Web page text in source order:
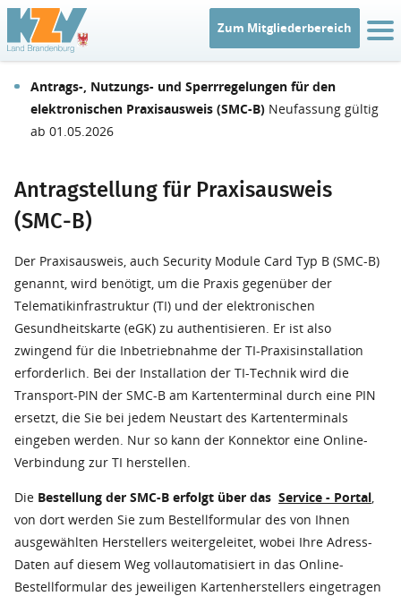
IT Zum Mitgliederbereich
Antrags-, Nutzungs- und Sperrregelungen für den
elektronischen Praxisausweis (SMC-B)Neufassung gültig
ab 01.05.2026
Antragstellung für Praxisausweis
(SMC-B)
Der Praxisausweis, auch Security Module Card Typ B (SMC-B)
genannt, wird benötigt, um die Praxis gegenüber der
Telematikinfrastruktur (TI) und der elektronischen
Gesundheitskarte (eGK) zu authentisieren. Er ist also
zwingend für die Inbetriebnahme der TI-Praxisinstallation
erforderlich. Bei der Installation der TI-Technik wird die
Transport-PIN der SMC-B am Kartenterminal durch eine PIN
ersetzt, die Sie bei jedem Neustart des Kartenterminals
eingeben werden. Nur so kann der Konnektor eine Online-
Verbindung zur TI herstellen.
Die Bestellung der SMC-B erfolgt über das Service - Portal,
von dort werden Sie zum Bestellformular des von Ihnen
ausgewählten Herstellers weitergeleitet, wobei Ihre Adress-
Daten auf diesem Weg vollautomatisiert in das Online-
Bestellformular des jeweiligen Kartenherstellers eingetragen